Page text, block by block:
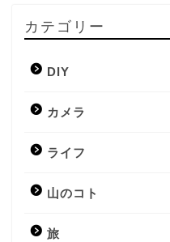
カテゴリー
DIY
カメラ
ライフ
山のコト
旅